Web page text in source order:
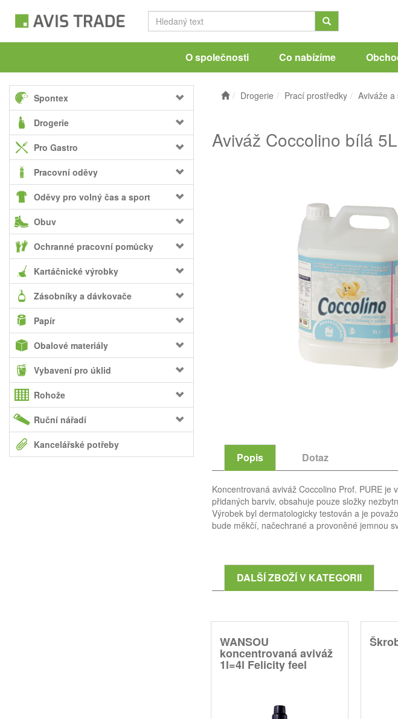
O společnosti Co nabízíme
Spontex
Drogerie
Pro Gastro
Pracovní oděvy
Oděvy pro volný čas a sport
Obuv
Ochranné pracovní pomůcky
Kartáčnické výrobky
Zásobníky a dávkovače
Papír
Obalové materiály
Vybavení pro úklid
Rohože
Ruční nářadí
Kancelářské potřeby
Drogerie Prací prostředky Aviváže a
Aviváž Coccolino bílá 5L
Popis Dotaz
Koncentrovaná aviváž Coccolino Prof. PURE
přidaných barviv, obsahuje pouze složky
Výrobek byl dermatologicky testován a je
bude měkčí, načechrané a provoněné jemnou
DALŠÍ ZBOŽÍ V KATEGORII
WANSOU
koncentrovaná aviváž
1l=4l Felicity feel